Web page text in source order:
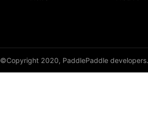
©Copyright 2020, PaddlePaddle developers.